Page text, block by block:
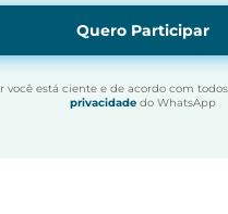
Quero Participar
você está ciente e de acordo com
privacidade do WhatsApp